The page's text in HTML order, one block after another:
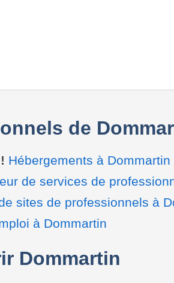
de
Hébergements à Dommartin
de services de
sites de professionnels à
à Dommartin
Dommartin